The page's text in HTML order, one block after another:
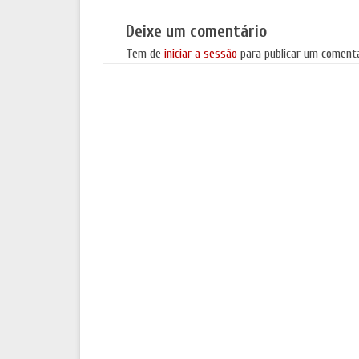
Deixe um comentário
Tem de iniciar a sessão para publicar um